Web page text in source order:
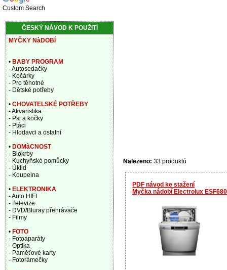
Nalezeno: 33 produktů
PDF návod ke stažení
Myčka nádobí Electrolux
Custom Search
ČESKÝ NÁVOD K POUŽITÍ
MYČKY NàDOBÍ
• BABY PROGRAM
- Autosedačky
- Kočárky
- Pro těhotné
- Dětské potřeby
• CHOVATELSKÉ POTŘEBY
- Akvaristika
- Psi a kočky
- Ptáci
- Hlodavci a ostatní
• DOMàCNOST
- Biokrby
- Kuchyňské pomůcky
- Úklid
- Koupelna
• ELEKTRONIKA
- Auto HIFI
- Televize
- DVD/Bluray přehrávače
- Filmy
• FOTO
- Fotoaparáty
- Optika
- Paměťové karty
- Fotorámečky